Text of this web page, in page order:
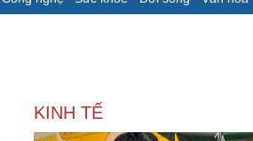
Giá cà phê
KINH TẾ